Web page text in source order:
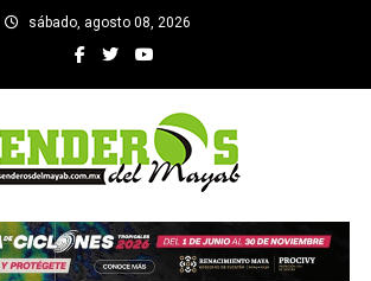
sábado, agosto 08, 2026
DEL MAYAB